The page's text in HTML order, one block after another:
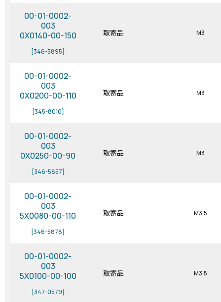
00-01-0002-
003
0X0140-00-150
[346-5895]
取寄品 M3
00-01-0002-
003
0X0200-00-110
[345-8010]
取寄品 M3
00-01-0002-
003
0X0250-00-90
[346-5857]
取寄品 M3
00-01-0002-
003
5X0080-00-110
[346-5878]
取寄品 M3.5
00-01-0002-
003
5X0100-00-100
[347-0579]
取寄品 M3.5